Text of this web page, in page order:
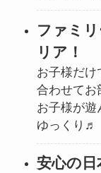
ファミ
リア！
お子様だけ
合わせてお
お子様が遊
ゆっくり♬
安心の日